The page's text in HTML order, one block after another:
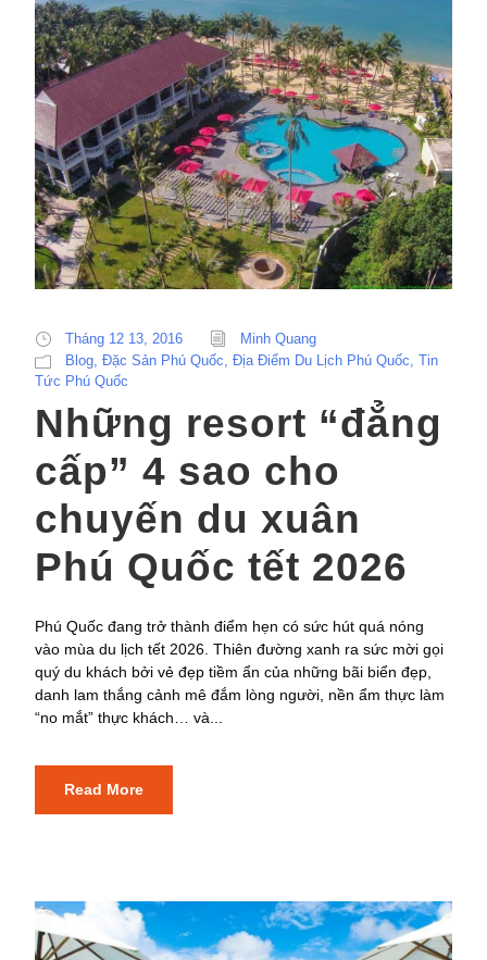
Tháng 12 13, 2016
Minh Quang
Blog Đặc Sản Phú Quốc Địa Điểm Du Lịch Phú Quốc Tin
Tức Phú Quốc
Những resort “đẳng
cấp” 4 sao cho
chuyến du xuân
Phú Quốc tết 2026
Phú Quốc đang trở thành điểm hẹn có sức hút quá nóng
vào mùa du lịch tết 2026. Thiên đường xanh ra sức mời gọi
quý du khách bởi vẻ đẹp tiềm ẩn của những bãi biển đẹp,
danh lam thắng cảnh mê đắm lòng người, nền ẩm thực làm
“no mắt” thực khách… và...
Read More